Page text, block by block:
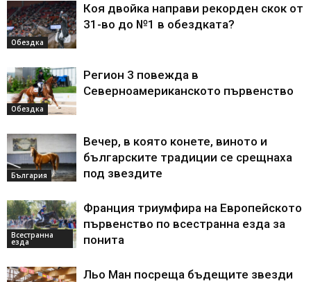
Обездка
Коя двойка направи рекорден скок от
31-во до №1 в обездката?
Обездка
Регион 3 повежда в
Северноамериканското първенство
България
Вечер, в която конете, виното и
българските традиции се срещнаха
под звездите
Всестранна
езда
Франция триумфира на Европейското
първенство по всестранна езда за
понита
Льо Ман посреща бъдещите звезди